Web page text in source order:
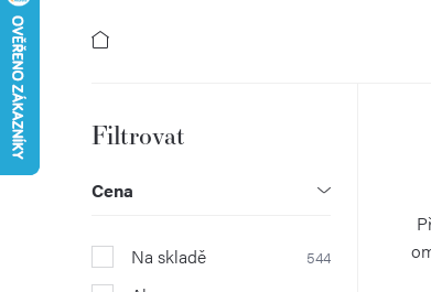
P
o
s
t
Cena
Na skladě 544